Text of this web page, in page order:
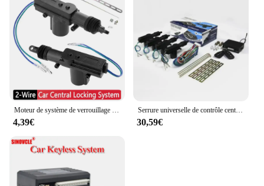
Moteur de système de verrouillage central universel à 2 fils, type de odorunique, serrure de porte, actionneur de moteur, remplacement Pats, accessoires automobiles
4,39€
Serrure universelle de contrôle central de voiture avec 4 actionneurs de serrure de porte, télécommande, système d'entrée sans clé, stationnement de localisation SMT, DC 12V
30,59€